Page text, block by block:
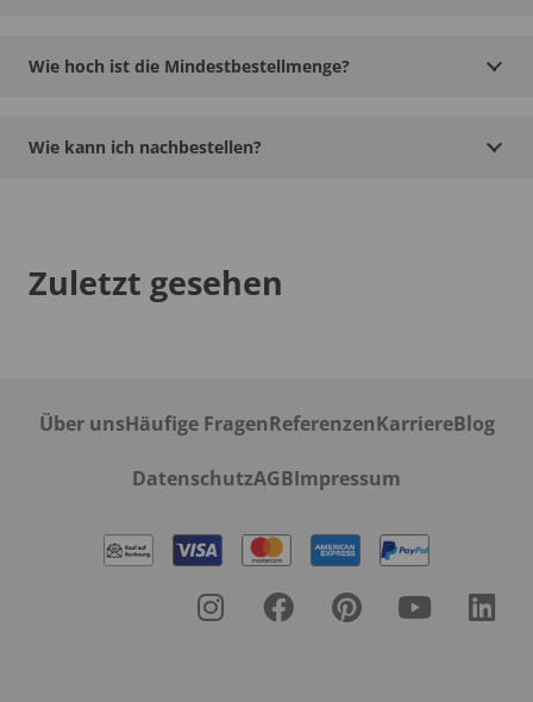
Wie hoch ist die Mindestbestellmenge?
Wie kann ich nachbestellen?
Zuletzt gesehen
Über unsHäufige FragenReferenzenKarriereBlog
DatenschutzAGBImpressum